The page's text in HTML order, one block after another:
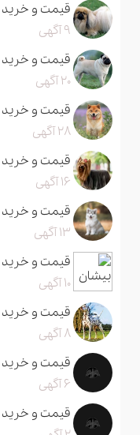
قیمت و خرید
9 آگهی
قیمت و خرید
20 آگهی
قیمت و خرید
28 آگهی
قیمت و خرید
16 آگهی
قیمت و خرید
13 آگهی
قیمت و خرید
10 آگهی
قیمت و خرید
8 آگهی
قیمت و خرید
6 آگهی
قیمت و خرید